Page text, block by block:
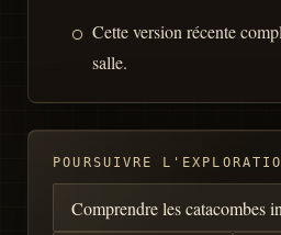
Cette version récente
salle.
POURSUIVRE
Comprendre les catacombes